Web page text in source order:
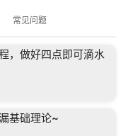
常见问题
，做好四点即可滴水
基础理论~